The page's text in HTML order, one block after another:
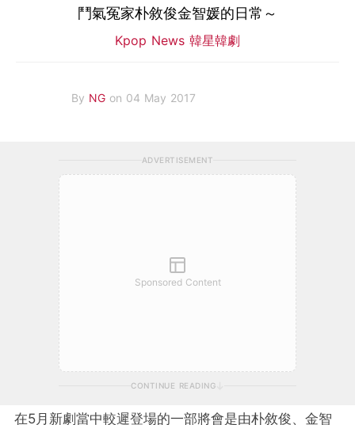
鬥氣冤家朴敘俊金智媛的日常～
Kpop News 韓星韓劇
By NG on 04 May 2017
ADVERTISEMENT
Sponsored Content
CONTINUE READING
在5月新劇當中較遲登場的一部將會是由朴敘俊、金智